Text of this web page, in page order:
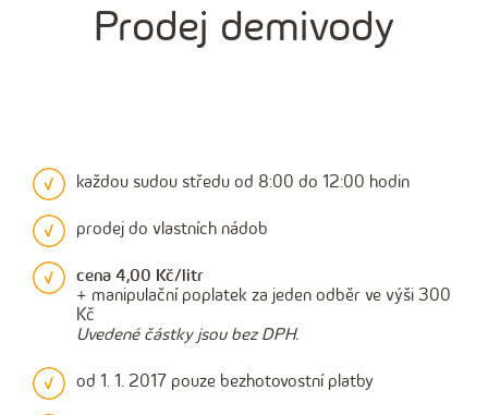
Prodej demivody
každou sudou středu od 8:00 do 12:00 hodin
prodej do vlastních nádob
cena 4,00 Kč/litr
+ manipulační poplatek za jeden odběr ve výši 300
Kč
Uvedené částky jsou bez DPH.
od 1. 1. 2017 pouze bezhotovostní platby